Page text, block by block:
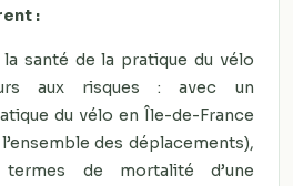
:
santé de la pratique du vélo
aux risques : avec un
du vélo en Île-de-France
des déplacements),
de mortalité d’une